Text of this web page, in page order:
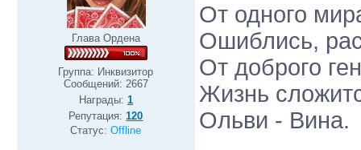
Глава Ордена
Группа: Инквизитор
Сообщений: 2667
Награды: 1
Репутация:120
Статус:Offline
От одного
Ошиблись,
От доброго
Жизнь
Ольви - Вина.